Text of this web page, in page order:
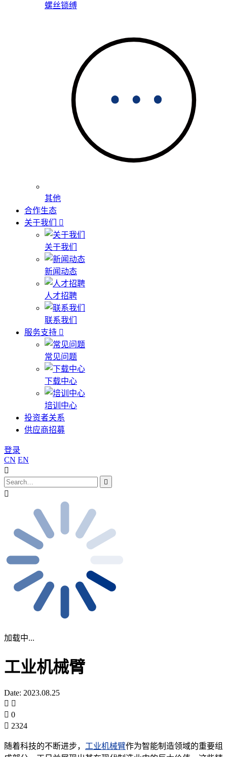
螺丝锁缚
其他
合作生态
关于我们
关于我们
新闻动态
人才招聘
联系我们
服务支持
常见问题
下载中心
培训中心
投资者关系
供应商招募
登录
CN EN
加载中...
工业机械臂
Date: 2023.08.25
0
2324
随着科技的不断进步， 工业机械臂作为智能制造领域的重要组